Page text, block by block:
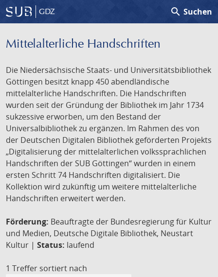
GDZ search Suchen
Mittelalterliche Handschriften
Die Niedersächsische Staats- und Universitätsbibliothek
Göttingen besitzt knapp 450 abendländische
mittelalterliche Handschriften. Die Handschriften
wurden seit der Gründung der Bibliothek im Jahr 1734
sukzessive erworben, um den Bestand der
Universalbibliothek zu ergänzen. Im Rahmen des von
der Deutschen Digitalen Bibliothek geförderten Projekts
„Digitalisierung der mittelalterlichen volkssprachlichen
Handschriften der SUB Göttingen“ wurden in einem
ersten Schritt 74 Handschriften digitalisiert. Die
Kollektion wird zukünftig um weitere mittelalterliche
Handschriften erweitert werden.
Förderung: Beauftragte der Bundesregierung für Kultur
und Medien, Deutsche Digitale Bibliothek, Neustart
Kultur | Status: laufend
1 Treffer sortiert nach